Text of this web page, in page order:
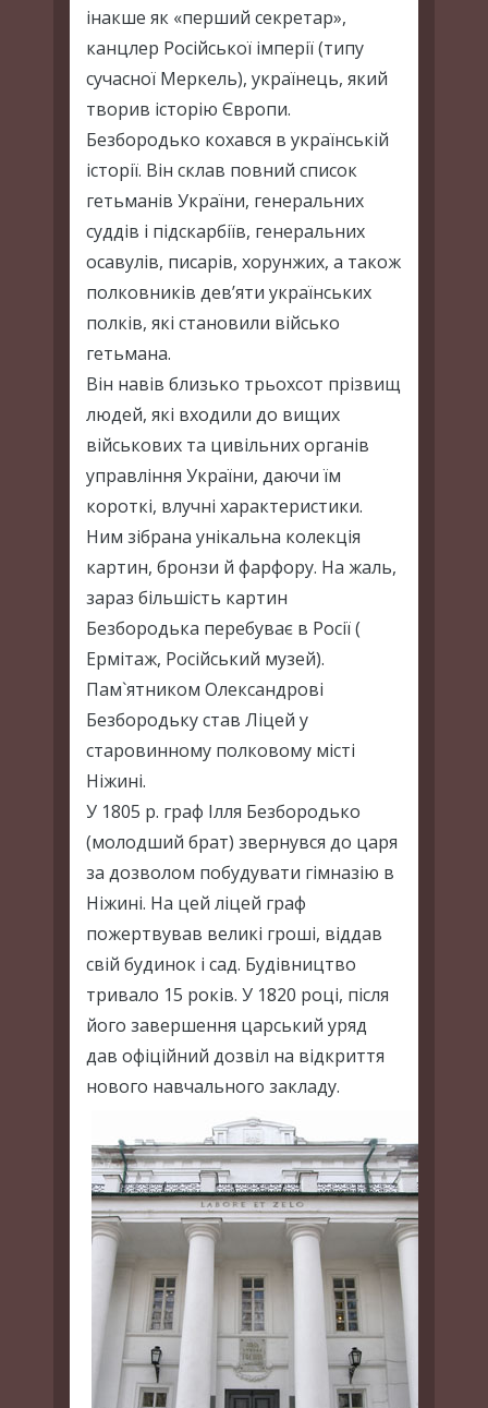
інакше як «перший секретар»,
канцлер Росiйської iмперiї (типу
сучасної Меркель), українець, який
творив історію Європи.
Безбородько кохався в українській
iсторiї. Вiн склав повний список
гетьманiв України, генеральних
суддів і пiдскарбiїв, генеральних
осавулiв, писарiв, хорунжих, а також
полковників дев’яти українських
полків, які становили вiйсько
гетьмана.
Вiн навів близько трьохсот прiзвищ
людей, які входили до вищих
вiйськових та цивiльних органiв
управлiння України, даючи їм
короткі, влучнi характеристики.
Ним зiбрана унiкальна колекцiя
картин, бронзи й фарфору. На жаль,
зараз бiльшiсть картин
Безбородька перебуває в Росiї (
Ермітаж, Російський музей).
Пам`ятником Олександрові
Безбородьку став Ліцей у
старовинному полковому мiстi
Нiжинi.
У 1805 р. граф Ілля Безбородько
(молодший брат) звернувся до царя
за дозволом побудувати гімназію в
Ніжині. На цей лiцей граф
пожертвував великі гроші, вiддав
свiй будинок i сад. Будівництво
тривало 15 років. У 1820 році, після
його завершення царський уряд
дав офіційний дозвіл на відкриття
нового навчального закладу.